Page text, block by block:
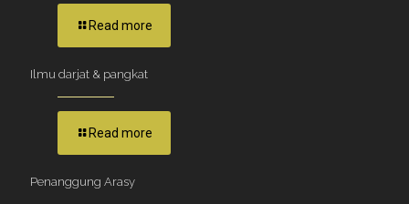
Read more
Ilmu darjat & pangkat
Read more
Penanggung Arasy